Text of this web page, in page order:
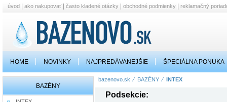
úvod ako nakupovať často kladené otázky obchodné podmienky reklamačný
HOME NOVINKY NAJPREDÁVANEJŠIE ŠPECIÁLNA PONUKA
BAZÉNY
bazenovo.sk ⁄ BAZÉNY ⁄ INTEX
Podsekcie: